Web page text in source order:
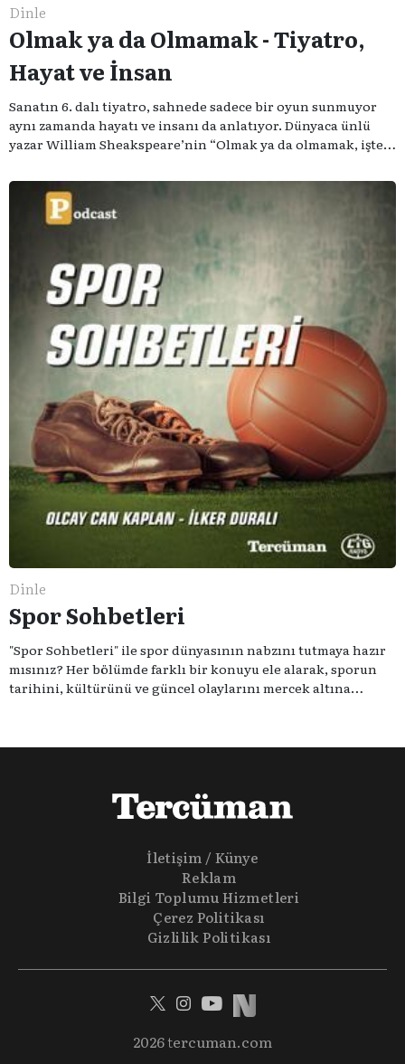
Dinle
Olmak ya da Olmamak - Tiyatro,
Hayat ve İnsan
Sanatın 6. dalı tiyatro, sahnede sadece bir oyun sunmuyor
aynı zamanda hayatı ve insanı da anlatıyor. Dünyaca ünlü
yazar William Sheakspeare’nin “Olmak ya da olmamak, işte
serimizde; tiyatroyu, alanının uzman isimleriyle
konuşuyoruz..
Dinle
Spor Sohbetleri
"Spor Sohbetleri" ile spor dünyasının nabzını tutmaya hazır
mısınız? Her bölümde farklı bir konuyu ele alarak, sporun
tarihini, kültürünü ve güncel olaylarını mercek altına
olmadığına inananlardansanız "Spor Sohbetleri" tam size
İletişim / Künye
Reklam
Bilgi Toplumu Hizmetleri
Çerez Politikası
Gizlilik Politikası
2026 tercuman.com